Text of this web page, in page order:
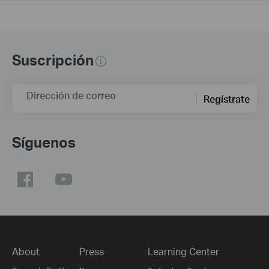
Suscripción
Dirección de correo Regístrate
Síguenos
About Press Learning Center